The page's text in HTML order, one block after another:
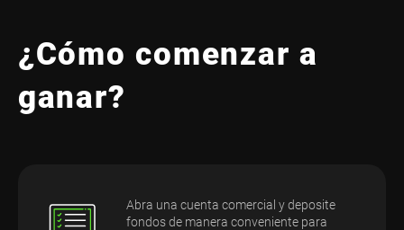
¿Cómo comenzar a
ganar?
Abra una cuenta comercial y deposite
fondos de manera conveniente para